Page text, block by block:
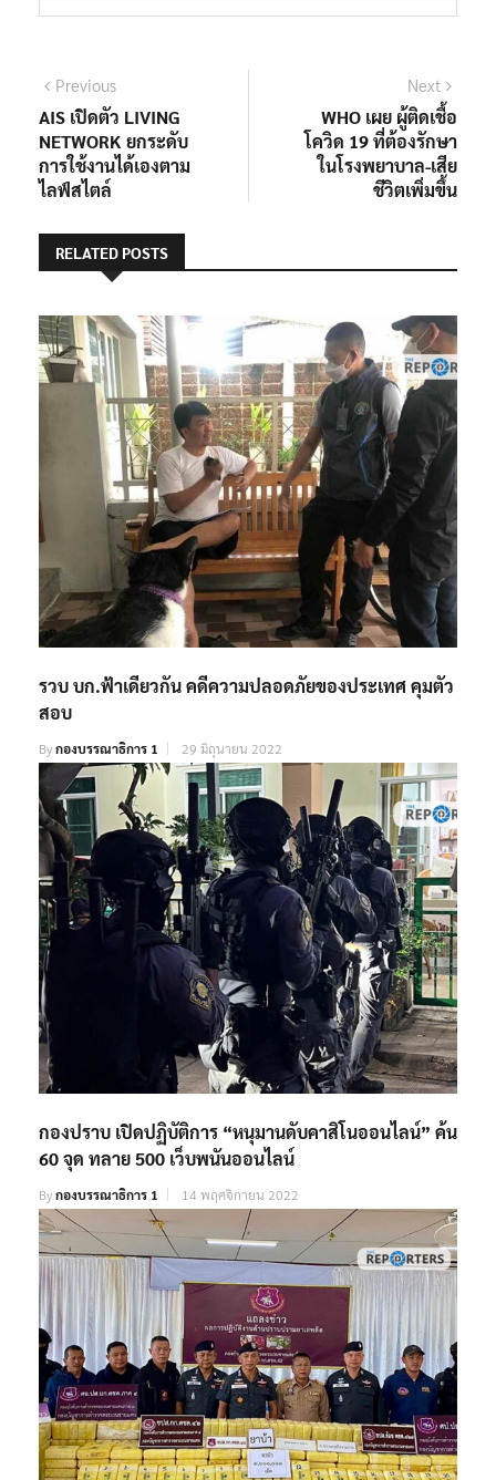
แนะแนว
เรื่อง
PreviousPrevious
post:
AIS เปิดตัว LIVING
NETWORK ยกระดับ
การใช้งานได้เองตาม
ไลฟ์สไตล์
Next
WHO เผย ผู้ติดเชื้อ
โควิด 19 ที่ต้องรักษา
ในโรงพยาบาล-เสีย
ชีวิตเพิ่มขึ้น
RELATED POSTS
รวบ บก.ฟ้าเดียวกัน คดีความปลอดภัยของประเทศ คุมตัว
สอบ
Byกองบรรณาธิการ 1 29 มิถุนายน 2022
กองปราบ เปิดปฏิบัติการ “หนุมานดับคาสิโนออนไลน์” ค้น
60 จุด ทลาย 500 เว็บพนันออนไลน์
Byกองบรรณาธิการ 1 14 พฤศจิกายน 2022